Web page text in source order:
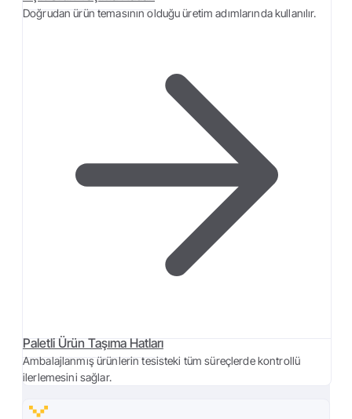
Doğrudan ürün temasının olduğu üretim adımlarında kullanılır.
Paletli Ürün Taşıma Hatları
Ambalajlanmış ürünlerin tesisteki tüm süreçlerde kontrollü
ilerlemesini sağlar.